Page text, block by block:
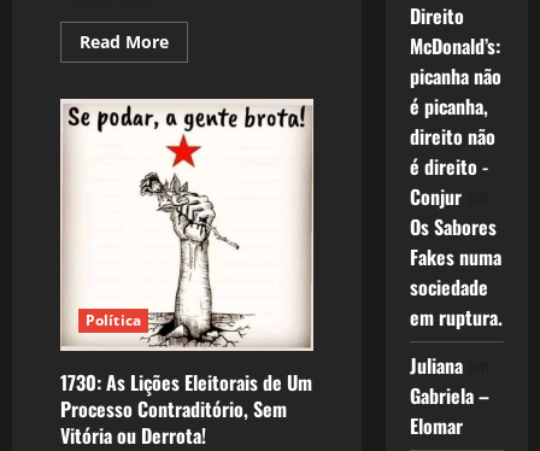
Read MoreRead
more
Bruno
Covas
e
o
Moralismo
de
Ocasião.
Política
1730: As Lições Eleitorais de Um
Processo Contraditório, Sem
Vitória ou Derrota!
Direito
McDonald’s:
picanha não
é picanha,
direito não
é direito -
Conjurem
Os Sabores
Fakes numa
sociedade
em ruptura.
Julianaem
Gabriela –
Elomar